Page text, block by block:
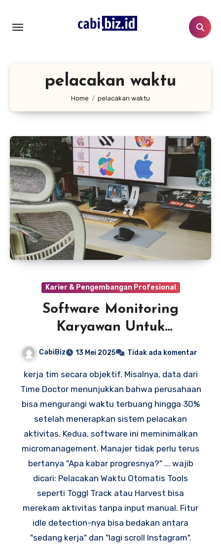
konten
pelacakan waktu
Home pelacakan waktu
Karier & Pengembangan Profesional
Software Monitoring
Karyawan Untuk
CabiBiz 13 Mei 2025 Tidak ada komentar
kerja tim secara objektif. Misalnya, data dari
Time Doctor menunjukkan bahwa perusahaan
bisa mengurangi waktu terbuang hingga 30%
setelah menerapkan sistem pelacakan
aktivitas. Kedua, software ini meminimalkan
micromanagement. Manajer tidak perlu terus
bertanya "Apa kabar progresnya?" ... wajib
dicari: Pelacakan Waktu Otomatis Tools
seperti Toggl Track atau Harvest bisa
merekam aktivitas tanpa input manual. Fitur
idle detection-nya bisa bedakan antara
"sedang kerja" dan "lagi scroll Instagram".